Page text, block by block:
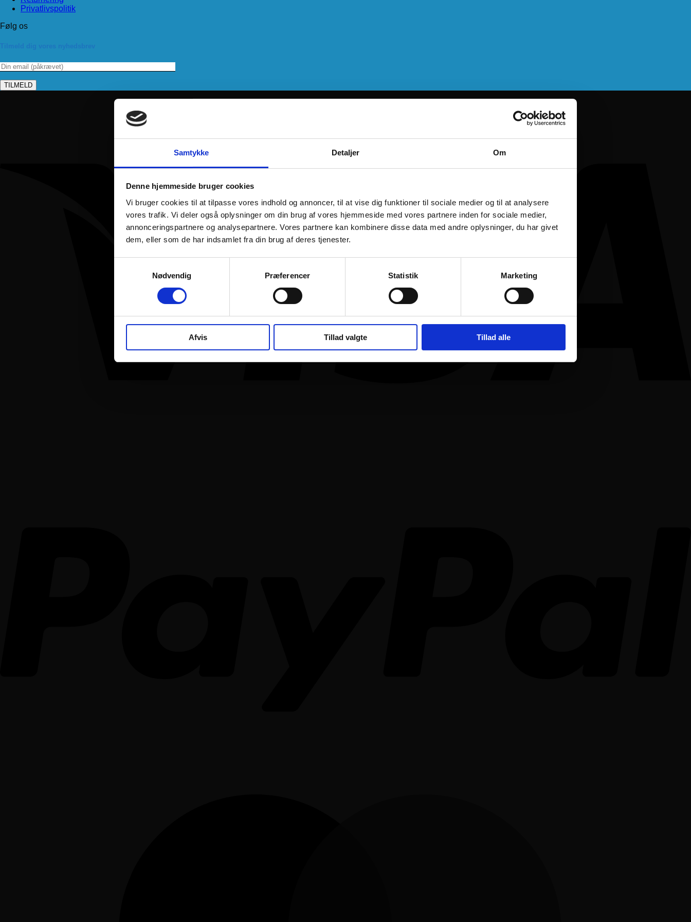
Samtykke Detaljer Om
Denne hjemmeside bruger cookies
Vi bruger cookies til at tilpasse vores indhold og annoncer, til at vise dig funktioner til sociale medier og til at analysere
vores trafik. Vi deler også oplysninger om din brug af vores hjemmeside med vores partnere inden for sociale medier,
annonceringspartnere og analysepartnere. Vores partnere kan kombinere disse data med andre oplysninger, du har givet
dem, eller som de har indsamlet fra din brug af deres tjenester.
Nødvendig
Præferencer Statistik Marketing
Afvis Tillad valgte Tillad alle
Privatlivspolitik
Følg os
Tilmeld dig vores nyhedsbrev